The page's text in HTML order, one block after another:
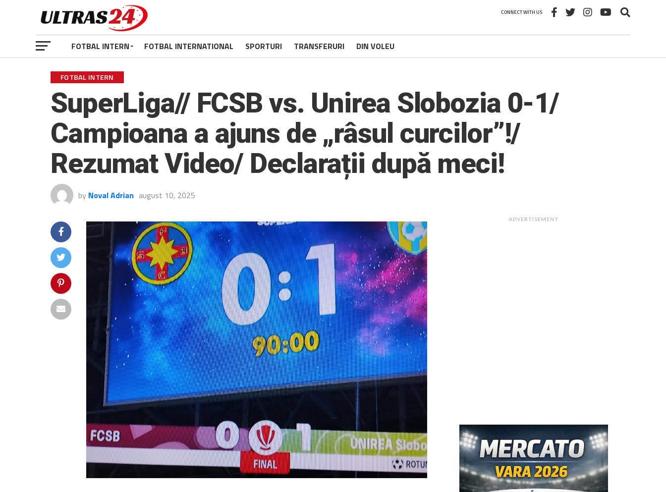
CONNECT WITH US
FOTBAL INTERN FOTBAL INTERNATIONAL SPORTURI TRANSFERURI DIN VOLEU
FOTBAL INTERN
SuperLiga// FCSB vs. Unirea Slobozia 0-1/
Campioana a ajuns de „râsul curcilor”!/
Rezumat Video/ Declarații după meci!
by Noval Adrian august 10, 2025
ADVERTISEMENT